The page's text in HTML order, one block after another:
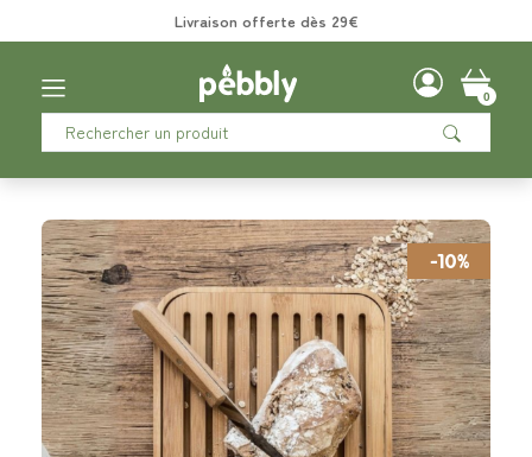
-10%
Livraison offerte dès 29€
0